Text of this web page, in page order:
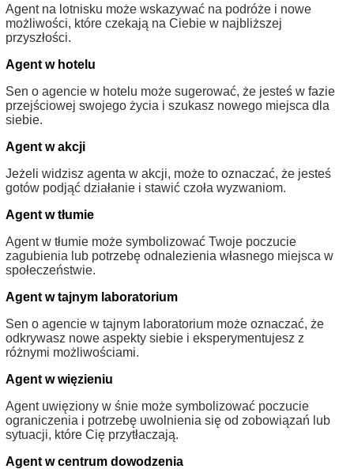
Agent na lotnisku może wskazywać na podróże i nowe
możliwości, które czekają na Ciebie w najbliższej
przyszłości.
Agent w hotelu
Sen o agencie w hotelu może sugerować, że jesteś w fazie
przejściowej swojego życia i szukasz nowego miejsca dla
siebie.
Agent w akcji
Jeżeli widzisz agenta w akcji, może to oznaczać, że jesteś
gotów podjąć działanie i stawić czoła wyzwaniom.
Agent w tłumie
Agent w tłumie może symbolizować Twoje poczucie
zagubienia lub potrzebę odnalezienia własnego miejsca w
społeczeństwie.
Agent w tajnym laboratorium
Sen o agencie w tajnym laboratorium może oznaczać, że
odkrywasz nowe aspekty siebie i eksperymentujesz z
różnymi możliwościami.
Agent w więzieniu
Agent uwięziony w śnie może symbolizować poczucie
ograniczenia i potrzebę uwolnienia się od zobowiązań lub
sytuacji, które Cię przytłaczają.
Agent w centrum dowodzenia